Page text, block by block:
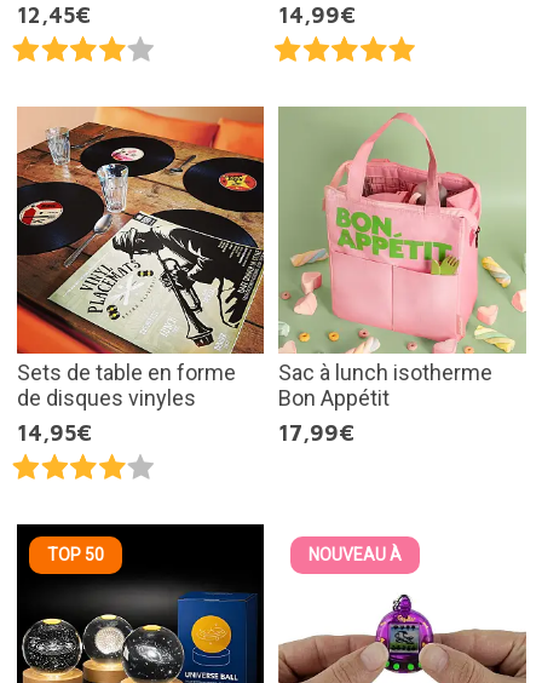
12,45€
14,99€
Sets de table en forme
de disques vinyles
14,95€
Sac à lunch isotherme
Bon Appétit
17,99€
TOP 50 NOUVEAU À